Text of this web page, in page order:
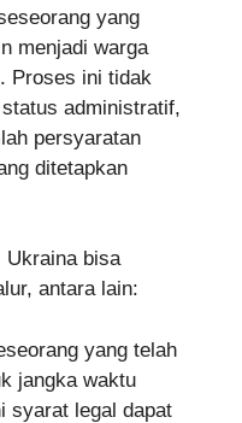
yang
menjadi warga
Proses ini tidak
administratif,
persyaratan
ditetapkan
Ukraina bisa
antara lain:
yang telah
jangka waktu
syarat legal dapat